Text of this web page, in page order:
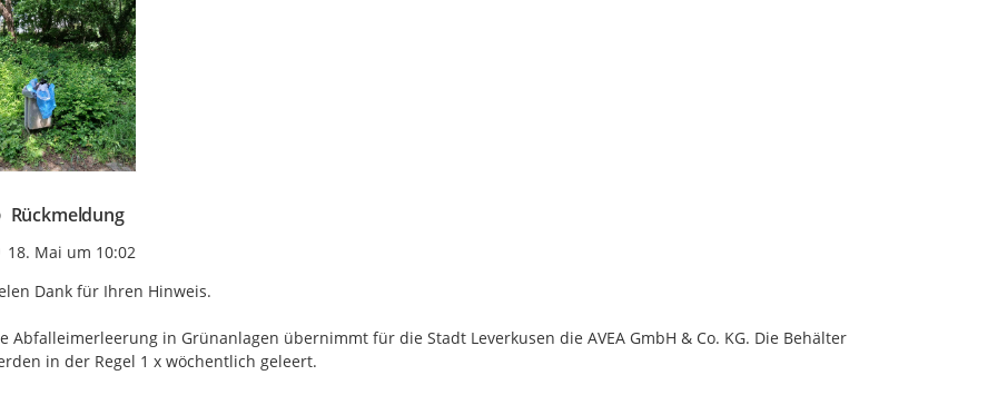
Rückmeldung
Zeitpunkt des Erstellens
18. Mai um 10:02
Dank für Ihren Hinweis.
Abfalleimerleerung in Grünanlagen übernimmt für die Stadt Leverkusen die AVEA GmbH & Co. KG. Die Behälter
in der Regel 1 x wöchentlich geleert.